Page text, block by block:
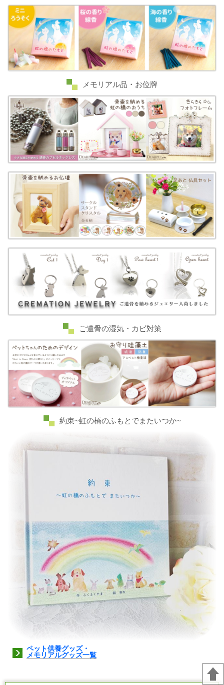
メモリアル品・お位牌
ご遺骨の湿気・カビ対策
約束~虹の橋のふもとでまたいつか~
ペット供養グッズ・
メモリアルグッズ一覧